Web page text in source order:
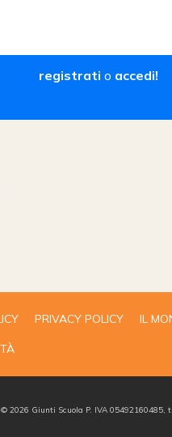
registrati o accedi!
PRIVACY POLICY IL
© 2026 Giunti Scuola P. IVA